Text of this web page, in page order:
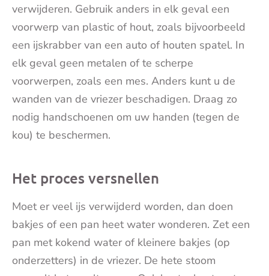
verwijderen. Gebruik anders in elk geval een
voorwerp van plastic of hout, zoals bijvoorbeeld
een ijskrabber van een auto of houten spatel. In
elk geval geen metalen of te scherpe
voorwerpen, zoals een mes. Anders kunt u de
wanden van de vriezer beschadigen. Draag zo
nodig handschoenen om uw handen (tegen de
kou) te beschermen.
Het proces versnellen
Moet er veel ijs verwijderd worden, dan doen
bakjes of een pan heet water wonderen. Zet een
pan met kokend water of kleinere bakjes (op
onderzetters) in de vriezer. De hete stoom